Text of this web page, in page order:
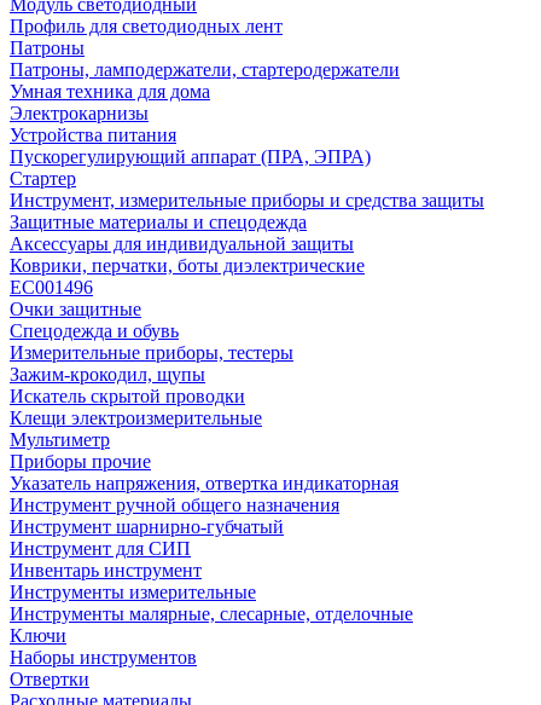
Модуль светодиодный
Профиль для светодиодных лент
Патроны
Патроны, ламподержатели, стартеродержатели
Умная техника для дома
Электрокарнизы
Устройства питания
Пускорегулирующий аппарат (ПРА, ЭПРА)
Стартер
Инструмент, измерительные приборы и средства защиты
Защитные материалы и спецодежда
Аксессуары для индивидуальной защиты
Коврики, перчатки, боты диэлектрические
EC001496
Очки защитные
Спецодежда и обувь
Измерительные приборы, тестеры
Зажим-крокодил, щупы
Искатель скрытой проводки
Клещи электроизмерительные
Мультиметр
Приборы прочие
Указатель напряжения, отвертка индикаторная
Инструмент ручной общего назначения
Инструмент шарнирно-губчатый
Инструмент для СИП
Инвентарь инструмент
Инструменты измерительные
Инструменты малярные, слесарные, отделочные
Ключи
Наборы инструментов
Отвертки
Расходные материалы